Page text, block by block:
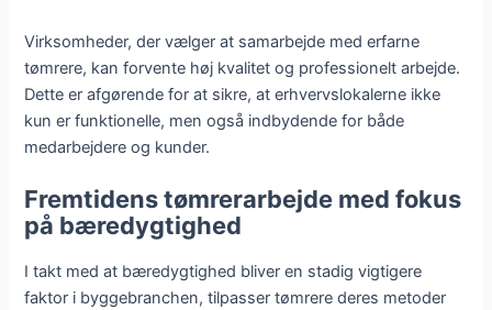
Virksomheder, der vælger at samarbejde med erfarne
tømrere, kan forvente høj kvalitet og professionelt arbejde.
Dette er afgørende for at sikre, at erhvervslokalerne ikke
kun er funktionelle, men også indbydende for både
medarbejdere og kunder.
Fremtidens tømrerarbejde med fokus
på bæredygtighed
I takt med at bæredygtighed bliver en stadig vigtigere
faktor i byggebranchen, tilpasser tømrere deres metoder